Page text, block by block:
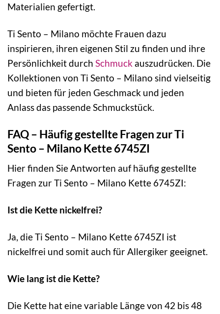
Materialien gefertigt.
Ti Sento – Milano möchte Frauen dazu
inspirieren, ihren eigenen Stil zu finden und ihre
Persönlichkeit durch Schmuck auszudrücken. Die
Kollektionen von Ti Sento – Milano sind vielseitig
und bieten für jeden Geschmack und jeden
Anlass das passende Schmuckstück.
FAQ – Häufig gestellte Fragen zur Ti
Sento – Milano Kette 6745ZI
Hier finden Sie Antworten auf häufig gestellte
Fragen zur Ti Sento – Milano Kette 6745ZI:
Ist die Kette nickelfrei?
Ja, die Ti Sento – Milano Kette 6745ZI ist
nickelfrei und somit auch für Allergiker geeignet.
Wie lang ist die Kette?
Die Kette hat eine variable Länge von 42 bis 48